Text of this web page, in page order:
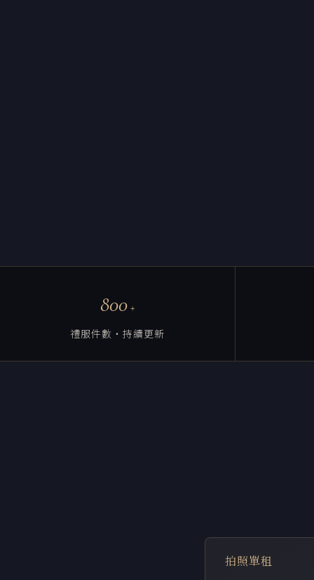
800 +
禮服件數・持續更新
拍照單租